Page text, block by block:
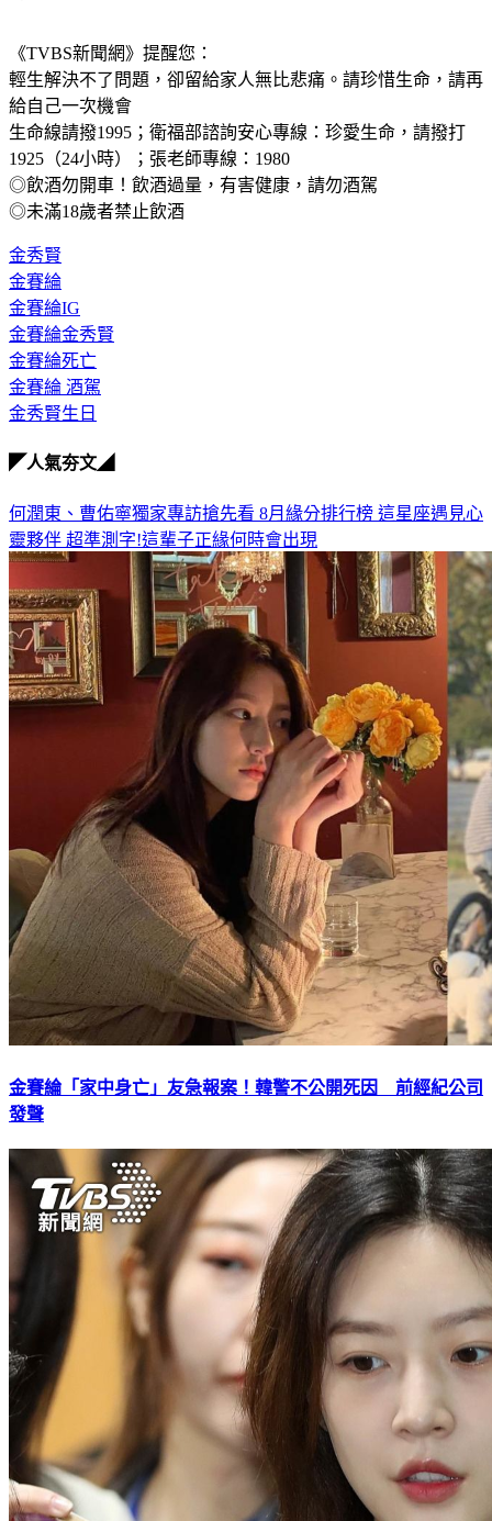
《TVBS新聞網》提醒您：
輕生解決不了問題，卻留給家人無比悲痛。請珍惜生命，請再
給自己一次機會
生命線請撥1995；衛福部諮詢安心專線：珍愛生命，請撥打
1925（24小時）；張老師專線：1980
◎飲酒勿開車！飲酒過量，有害健康，請勿酒駕
◎未滿18歲者禁止飲酒
金秀賢
金賽綸
金賽綸IG
金賽綸金秀賢
金賽綸死亡
金賽綸 酒駕
金秀賢生日
◤人氣夯文◢
何潤東、曹佑寧獨家專訪搶先看 8月緣分排行榜 這星座遇見心
靈夥伴 超準測字!這輩子正緣何時會出現
金賽綸「家中身亡」友急報案！韓警不公開死因 前經紀公司
發聲